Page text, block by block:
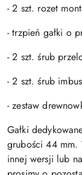
- 2 szt. rozet
- trzpień gałki o
- 2 szt. śrub
- 2 szt. śrub
- zestaw
Gałki
grubości 44 mm.
innej wersji lub